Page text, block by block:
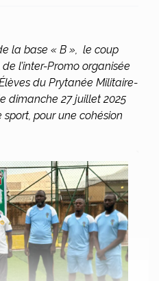
la base « B », le coup
l’inter-Promo organisée
du Prytanée Militaire-
dimanche 27 juillet 2025
pour une cohésion